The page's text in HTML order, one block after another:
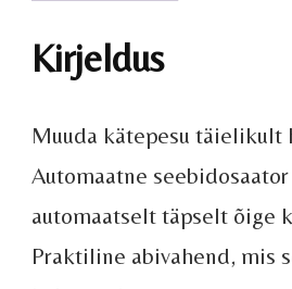
Kirjeldus
Muuda kätepesu täielikult
Automaatne
automaatselt täpselt õige
Praktiline abivahend, mis